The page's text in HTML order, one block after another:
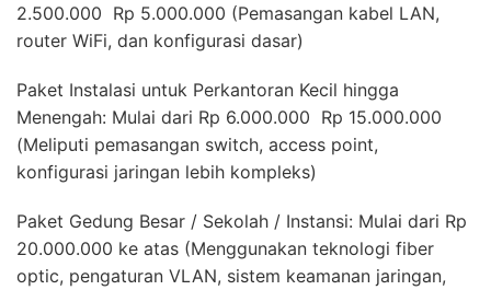
2.500.000  Rp 5.000.000 (Pemasangan kabel LAN,
router WiFi, dan konfigurasi dasar)
Paket Instalasi untuk Perkantoran Kecil hingga
Menengah: Mulai dari Rp 6.000.000  Rp 15.000.000
(Meliputi pemasangan switch, access point,
konfigurasi jaringan lebih kompleks)
Paket Gedung Besar / Sekolah / Instansi: Mulai dari Rp
20.000.000 ke atas (Menggunakan teknologi fiber
optic, pengaturan VLAN, sistem keamanan jaringan,